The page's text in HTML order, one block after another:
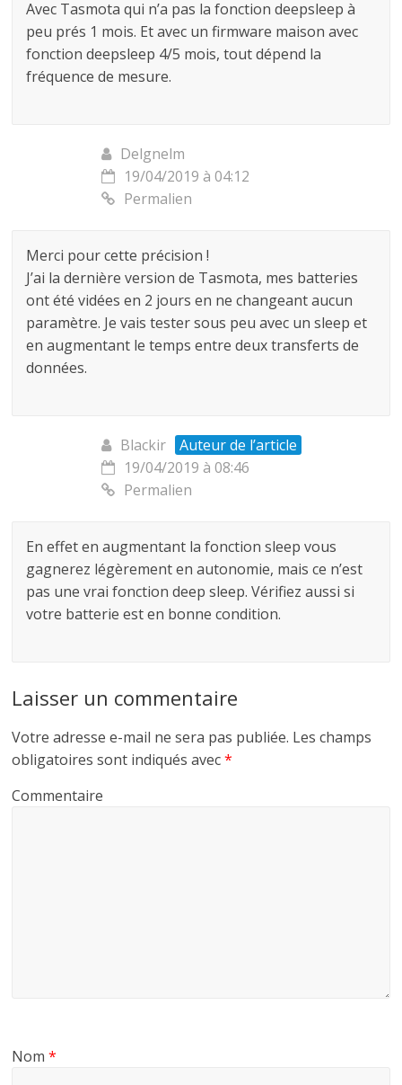
Avec Tasmota qui n’a pas la fonction deepsleep à
peu prés 1 mois. Et avec un firmware maison avec
fonction deepsleep 4/5 mois, tout dépend la
fréquence de mesure.
Delgnelm
19/04/2019 à 04:12
Permalien
Merci pour cette précision !
J’ai la dernière version de Tasmota, mes batteries
ont été vidées en 2 jours en ne changeant aucun
paramètre. Je vais tester sous peu avec un sleep et
en augmentant le temps entre deux transferts de
données.
Blackir
Auteur de l’article
19/04/2019 à 08:46
Permalien
En effet en augmentant la fonction sleep vous
gagnerez légèrement en autonomie, mais ce n’est
pas une vrai fonction deep sleep. Vérifiez aussi si
votre batterie est en bonne condition.
Laisser un commentaire
Votre adresse e-mail ne sera pas publiée. Les champs
obligatoires sont indiqués avec*
Commentaire
Nom*